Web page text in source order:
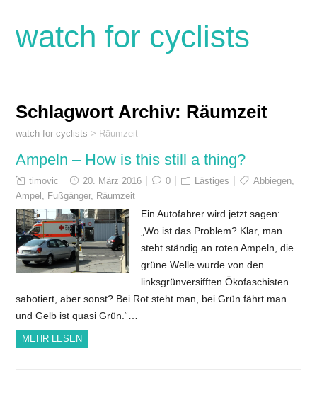
watch for cyclists
Schlagwort Archiv: Räumzeit
watch for cyclists > Räumzeit
Ampeln – How is this still a thing?
timovic 20. März 2016 0 Lästiges Abbiegen,
Ampel , Fußgänger, Räumzeit
Ein Autofahrer wird jetzt sagen:
„Wo ist das Problem? Klar, man
steht ständig an roten Ampeln, die
grüne Welle wurde von den
linksgrünversifften Ökofaschisten
sabotiert, aber sonst? Bei Rot steht man, bei Grün fährt man
und Gelb ist quasi Grün.“…
MEHR LESEN